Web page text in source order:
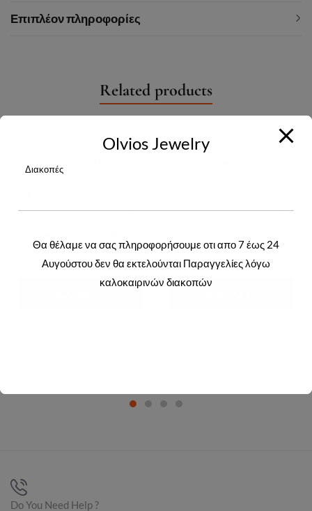
Επιπλέον πληροφορίες
Related products
Do You Need Help ?
Olvios Jewelry
Διακοπές
Θα θέλαμε να σας πληροφορήσουμε οτι απο 7 έως 24
Αυγούστου δεν θα εκτελούνται Παραγγελίες λόγω
καλοκαιρινών διακοπών